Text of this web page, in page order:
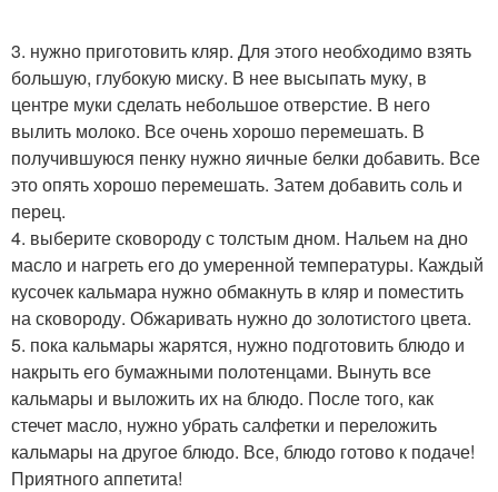
3. нужно приготовить кляр. Для этого необходимо взять
большую, глубокую миску. В нее высыпать муку, в
центре муки сделать небольшое отверстие. В него
вылить молоко. Все очень хорошо перемешать. В
получившуюся пенку нужно яичные белки добавить. Все
это опять хорошо перемешать. Затем добавить соль и
перец.
4. выберите сковороду с толстым дном. Нальем на дно
масло и нагреть его до умеренной температуры. Каждый
кусочек кальмара нужно обмакнуть в кляр и поместить
на сковороду. Обжаривать нужно до золотистого цвета.
5. пока кальмары жарятся, нужно подготовить блюдо и
накрыть его бумажными полотенцами. Вынуть все
кальмары и выложить их на блюдо. После того, как
стечет масло, нужно убрать салфетки и переложить
кальмары на другое блюдо. Все, блюдо готово к подаче!
Приятного аппетита!